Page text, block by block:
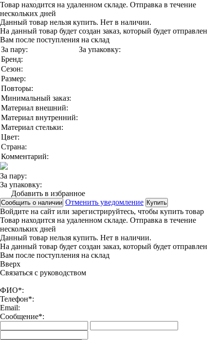
Товар находится на удаленном складе. Отправка в течение
нескольких дней
Данный товар нельзя купить. Нет в наличии.
На данный товар будет создан заказ, который будет отправлен
Вам после поступления на склад
За пару:
За упаковку:
Бренд:
Сезон:
Размер:
Повторы:
Минимальный заказ:
Материал внешний:
Материал внутренний:
Материал стельки:
Цвет:
Страна:
Комментарий:
За пару:
За упаковку:
Добавить в избранное
Сообщить о наличии Отменить уведомление Купить
Войдите на сайт или зарегистрируйтесь, чтобы купить товар
Товар находится на удаленном складе. Отправка в течение
нескольких дней
Данный товар нельзя купить. Нет в наличии.
На данный товар будет создан заказ, который будет отправлен
Вам после поступления на склад
Вверx
Связаться с руководством
ФИО*:
Телефон*:
Email:
Сообщение*: